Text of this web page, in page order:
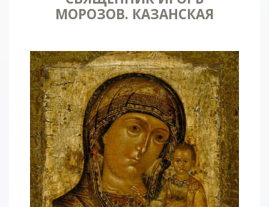
МОРОЗОВ. КАЗАНСКАЯ